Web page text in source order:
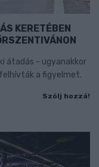
KERETÉBEN
átadás - ugyanakkor
a figyelmet.
Szólj hozzá!